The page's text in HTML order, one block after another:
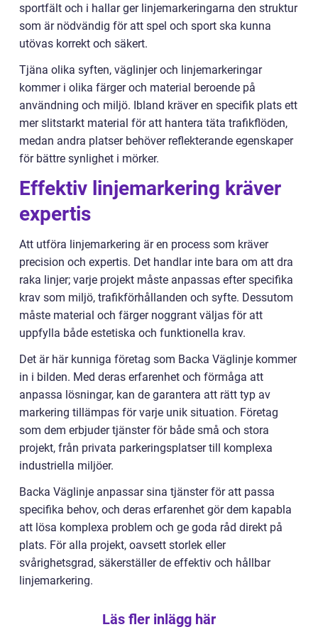
sportfält och i hallar ger linjemarkeringarna den struktur
som är nödvändig för att spel och sport ska kunna
utövas korrekt och säkert.
Tjäna olika syften, väglinjer och linjemarkeringar
kommer i olika färger och material beroende på
användning och miljö. Ibland kräver en specifik plats ett
mer slitstarkt material för att hantera täta trafikflöden,
medan andra platser behöver reflekterande egenskaper
för bättre synlighet i mörker.
Effektiv linjemarkering kräver
expertis
Att utföra linjemarkering är en process som kräver
precision och expertis. Det handlar inte bara om att dra
raka linjer; varje projekt måste anpassas efter specifika
krav som miljö, trafikförhållanden och syfte. Dessutom
måste material och färger noggrant väljas för att
uppfylla både estetiska och funktionella krav.
Det är här kunniga företag som Backa Väglinje kommer
in i bilden. Med deras erfarenhet och förmåga att
anpassa lösningar, kan de garantera att rätt typ av
markering tillämpas för varje unik situation. Företag
som dem erbjuder tjänster för både små och stora
projekt, från privata parkeringsplatser till komplexa
industriella miljöer.
Backa Väglinje anpassar sina tjänster för att passa
specifika behov, och deras erfarenhet gör dem kapabla
att lösa komplexa problem och ge goda råd direkt på
plats. För alla projekt, oavsett storlek eller
svårighetsgrad, säkerställer de effektiv och hållbar
linjemarkering.
Läs fler inlägg här